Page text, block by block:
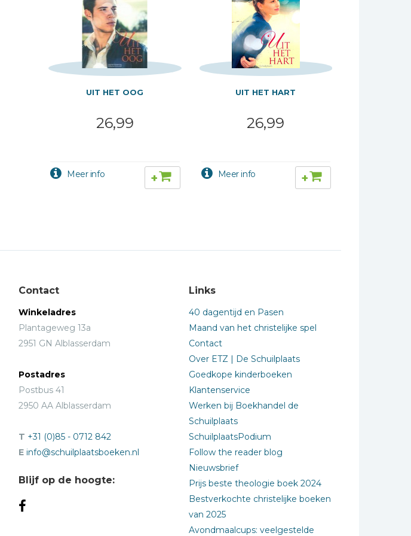
UIT HET OOG
26,99
+
UIT HET HART
26,99
+
Contact
Winkeladres
Plantageweg 13a
2951 GN Alblasserdam
Postadres
Postbus 41
2950 AA Alblasserdam
T +31 (0)85 - 0712 842
E info@schuilplaatsboeken.nl
Blijf op de hoogte:
Links
40 dagentijd en Pasen
Maand van het christelijke spel
Contact
Over ETZ | De Schuilplaats
Goedkope kinderboeken
Klantenservice
Werken bij Boekhandel de
Schuilplaats
SchuilplaatsPodium
Follow the reader blog
Nieuwsbrief
Prijs beste theologie boek 2024
Bestverkochte christelijke boeken
van 2025
Avondmaalcups: veelgestelde